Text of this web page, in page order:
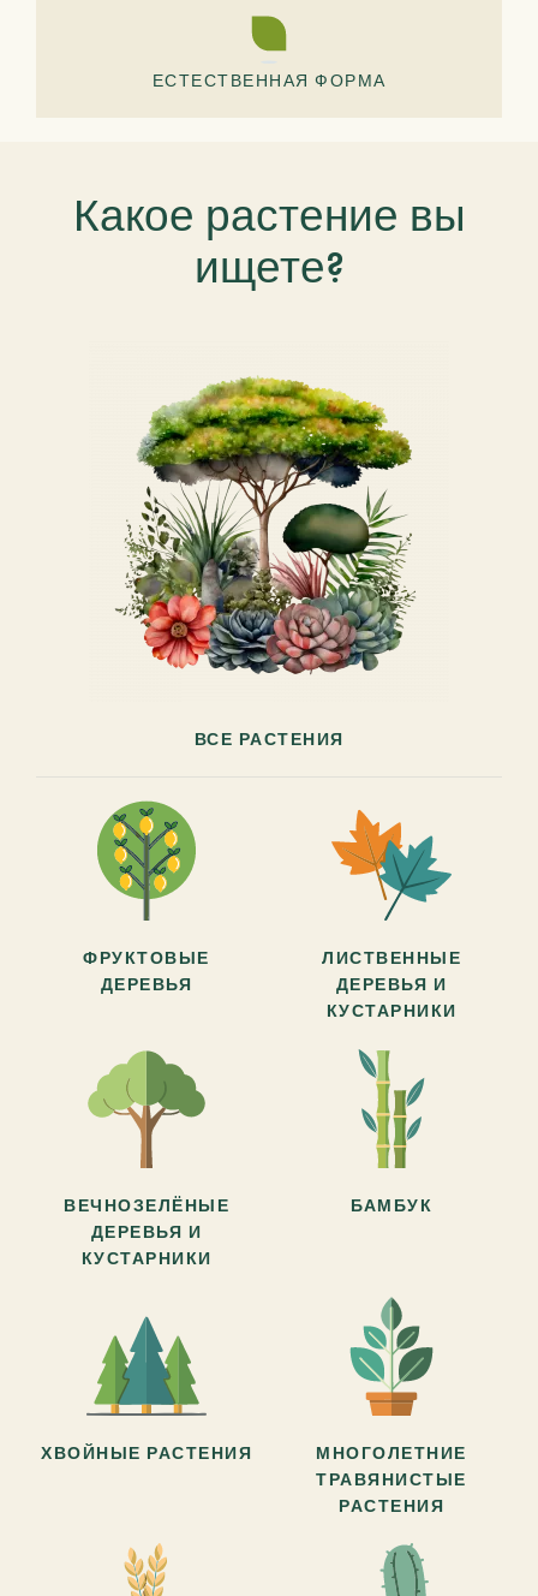
ЕСТЕСТВЕННАЯ ФОРМА
Какое растение вы
ищете?
ВСЕ РАСТЕНИЯ
ФРУКТОВЫЕ
ДЕРЕВЬЯ
ЛИСТВЕННЫЕ
ДЕРЕВЬЯ И
КУСТАРНИКИ
ВЕЧНОЗЕЛЁНЫЕ
ДЕРЕВЬЯ И
КУСТАРНИКИ
БАМБУК
ХВОЙНЫЕ РАСТЕНИЯ
МНОГОЛЕТНИЕ
ТРАВЯНИСТЫЕ
РАСТЕНИЯ